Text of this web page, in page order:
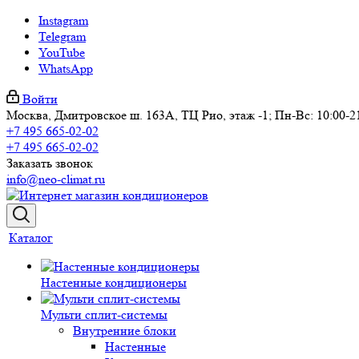
Instagram
Telegram
YouTube
WhatsApp
Войти
Москва, Дмитровское ш. 163А, ТЦ Рио, этаж -1; Пн-Вс: 10:00-
+7 495 665-02-02
+7 495 665-02-02
Заказать звонок
info@neo-climat.ru
Каталог
Настенные кондиционеры
Мульти сплит-системы
Внутренние блоки
Настенные